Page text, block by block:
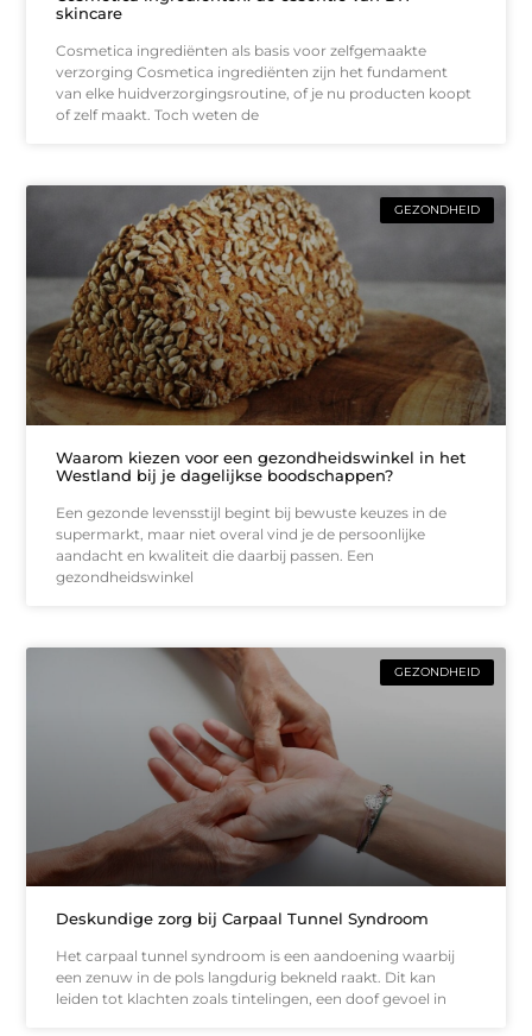
skincare
Cosmetica ingrediënten als basis voor zelfgemaakte
verzorging Cosmetica ingrediënten zijn het fundament
van elke huidverzorgingsroutine, of je nu producten koopt
of zelf maakt. Toch weten de
GEZONDHEID
Waarom kiezen voor een gezondheidswinkel in het
Westland bij je dagelijkse boodschappen?
Een gezonde levensstijl begint bij bewuste keuzes in de
supermarkt, maar niet overal vind je de persoonlijke
aandacht en kwaliteit die daarbij passen. Een
gezondheidswinkel
GEZONDHEID
Deskundige zorg bij Carpaal Tunnel Syndroom
Het carpaal tunnel syndroom is een aandoening waarbij
een zenuw in de pols langdurig bekneld raakt. Dit kan
leiden tot klachten zoals tintelingen, een doof gevoel in